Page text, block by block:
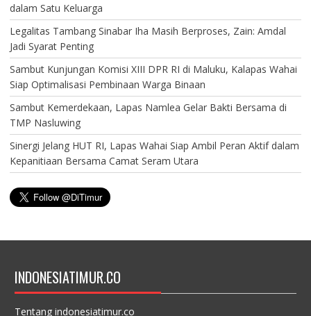
dalam Satu Keluarga
Legalitas Tambang Sinabar Iha Masih Berproses, Zain: Amdal
Jadi Syarat Penting
Sambut Kunjungan Komisi XIII DPR RI di Maluku, Kalapas Wahai
Siap Optimalisasi Pembinaan Warga Binaan
Sambut Kemerdekaan, Lapas Namlea Gelar Bakti Bersama di
TMP Nasluwing
Sinergi Jelang HUT RI, Lapas Wahai Siap Ambil Peran Aktif dalam
Kepanitiaan Bersama Camat Seram Utara
INDONESIATIMUR.CO
Tentang indonesiatimur.co